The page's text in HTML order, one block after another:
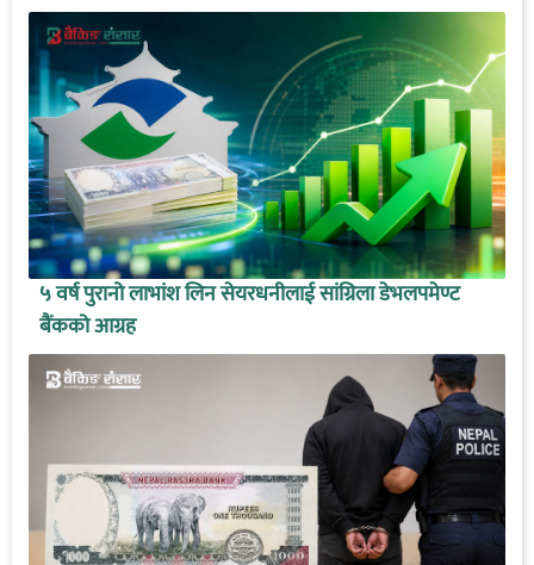
५ वर्ष पुरानो लाभांश लिन सेयरधनीलाई सांग्रिला डेभलपमेण्ट
बैंकको आग्रह